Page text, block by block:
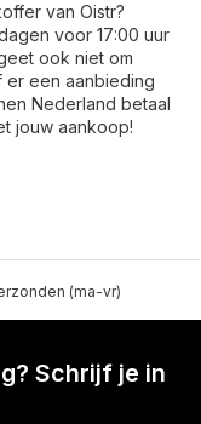
van Oistr?
voor 17:00 uur
ook niet om
er een aanbieding
Nederland betaal
jouw aankoop!
(ma-vr)
Schrijf je in